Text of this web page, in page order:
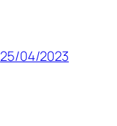
25/04/2023